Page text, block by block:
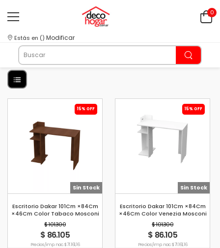
0
Estás en () Modificar
15% OFF
Sin Stock
Escritorio Dakar 101Cm ×84Cm
×46Cm Color Tabaco Mosconi
$ 101.300
$ 86.105
Precio s/imp. nac. $ 71.161,16
15% OFF
Sin Stock
Escritorio Dakar 101Cm ×84Cm
×46Cm Color Venezia Mosconi
$ 101.300
$ 86.105
Precio s/imp. nac. $ 71.161,16